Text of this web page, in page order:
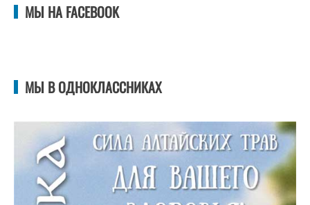
МЫ НА FACEBOOK
МЫ В ОДНОКЛАССНИКАХ